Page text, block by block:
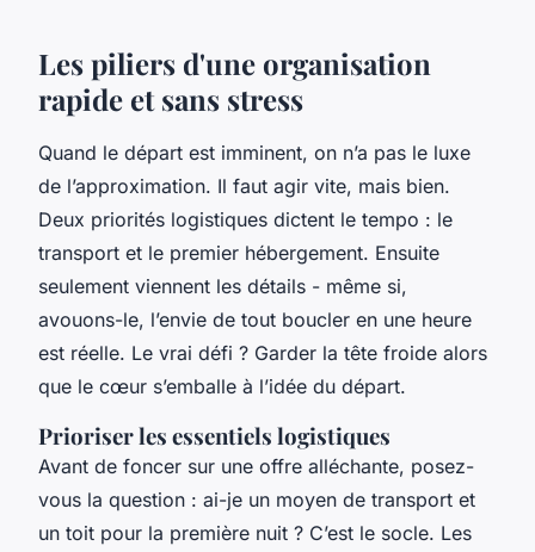
Les piliers d'une organisation
rapide et sans stress
Quand le départ est imminent, on n’a pas le luxe
de l’approximation. Il faut agir vite, mais bien.
Deux priorités logistiques dictent le tempo : le
transport et le premier hébergement. Ensuite
seulement viennent les détails - même si,
avouons-le, l’envie de tout boucler en une heure
est réelle. Le vrai défi ? Garder la tête froide alors
que le cœur s’emballe à l’idée du départ.
Prioriser les essentiels logistiques
Avant de foncer sur une offre alléchante, posez-
vous la question : ai-je un moyen de transport et
un toit pour la première nuit ? C’est le socle. Les